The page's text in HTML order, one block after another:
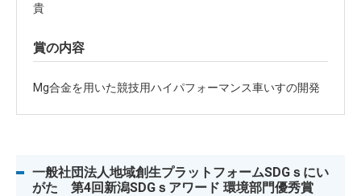
貴
賞の内容
Mg合金を用いた競技用ハイパフォーマンス車いすの開発
一般社団法人地域創生プラットフォームSDGｓにい
がた 第4回新潟SDGｓアワード 環境部門優秀賞